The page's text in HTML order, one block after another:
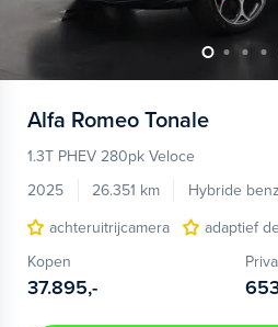
Alfa Romeo Tonale
1.3T PHEV 280pk Veloce
2025
26.351 km Hybride
achteruitrijcamera
adaptief
Kopen
37.895,-